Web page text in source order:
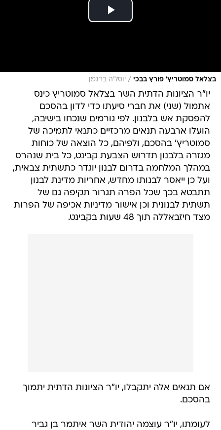
בצלאל סמוטריץ' פורץ בבכי / יוסל׳ה ברגמן
יו"ר הציונות הדתית השר בצלאל סמוטריץ כינס
אתמול (שני) את חברי סיעתו כדי לדון בהסכם
להפסקת אש בלבנון. לפי גורמים שנכחו בישיבה,
הועלו ארבעה תנאים מרכזיים כתנאי לתמיכה של
סמוטריץ' בהסכם, ולפיהם, כל הוצאה של כוחות
מגזרה בלבנון תדרוש הצבעת קבינט, כל בית שנהרס
במהלך המלחמה בדרום לבנון יוגדר כתשתית צבאית,
ועל כן ייאסר לבנותו מחדש, אחריות מדינת לבנון
תתבטא בכך שכל הפרה תגרור תקיפה גם של
תשתית לבנונית וכן אישור מדיניות אכיפה של הפרות
מצד חיזבאללה תוך 48 שעות בקבינט.
אם תנאים אלה יתקבלו, יו"ר הציונות הדתית יתמוך
בהסכם.
לעומתו, יו"ר עוצמה יהודית השר איתמר בן גביר